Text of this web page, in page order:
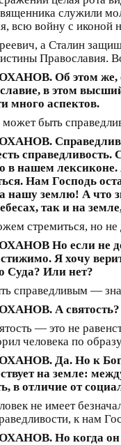
служили
всю войну с иконой
а Сталин
Православия.
Об этом же,
в этом
много аспектов.
быть
в нашем
Нам Господь
нашу землю! А что
так и на
стремиться, но не
Но если не
Я хочу
Суда? Или нет?
справедливым —
А святость?
— это не
человека по
Да. Но к
на земле:
в отличие от
не имеет
к нам
Но когда он